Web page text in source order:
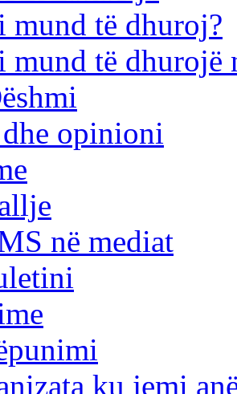
mund të dhuroj?
mund të dhurojë
opinioni
në mediat
ku jemi